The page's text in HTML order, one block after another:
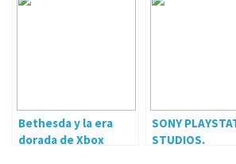
Bethesda y la era
dorada de Xbox
SONY
STUDIOS.